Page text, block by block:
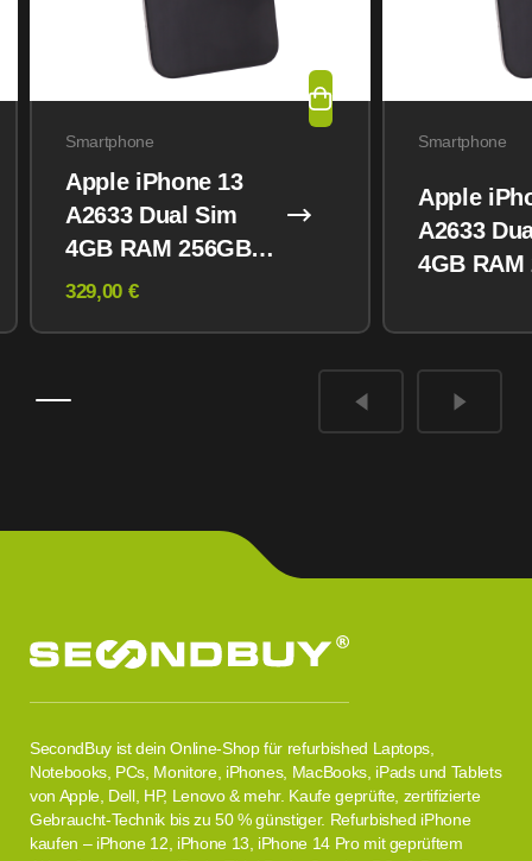
Smartphone
Apple iPhone 13
A2633 Dual Sim
4GB RAM 256GB
Midnight
329,00 €
Smartphone
Apple
A2633
4GB RAM
SecondBuy ist dein Online-Shop für refurbished Laptops,
Notebooks, PCs, Monitore, iPhones, MacBooks, iPads und Tablets
von Apple, Dell, HP, Lenovo & mehr. Kaufe geprüfte, zertifizierte
Gebraucht-Technik bis zu 50 % günstiger. Refurbished iPhone
kaufen – iPhone 12, iPhone 13, iPhone 14 Pro mit geprüftem